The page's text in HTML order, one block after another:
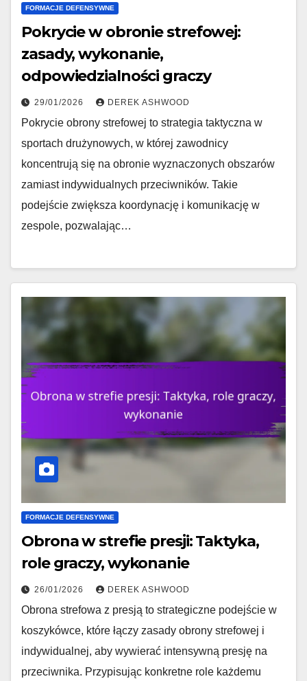
FORMACJE DEFENSYWNE
Pokrycie w obronie strefowej:
zasady, wykonanie,
odpowiedzialności graczy
29/01/2026 DEREK ASHWOOD
Pokrycie obrony strefowej to strategia taktyczna w
sportach drużynowych, w której zawodnicy
koncentrują się na obronie wyznaczonych obszarów
zamiast indywidualnych przeciwników. Takie
podejście zwiększa koordynację i komunikację w
zespole, pozwalając…
FORMACJE DEFENSYWNE
Obrona w strefie presji: Taktyka,
role graczy, wykonanie
26/01/2026 DEREK ASHWOOD
Obrona strefowa z presją to strategiczne podejście w
koszykówce, które łączy zasady obrony strefowej i
indywidualnej, aby wywierać intensywną presję na
przeciwnika. Przypisując konkretne role każdemu